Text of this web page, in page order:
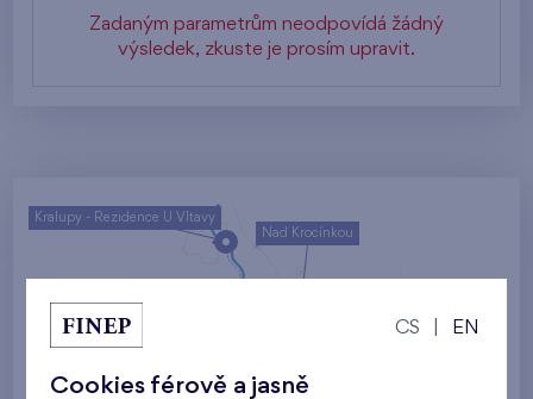
Zadaným parametrům neodpovídá žádný
výsledek, zkuste je prosím upravit.
Nad Krocínkou
Rodinné domy Britská čtvrť
Kralupy - Rezidence U Vltavy
CS EN
Cookies férově a jasně